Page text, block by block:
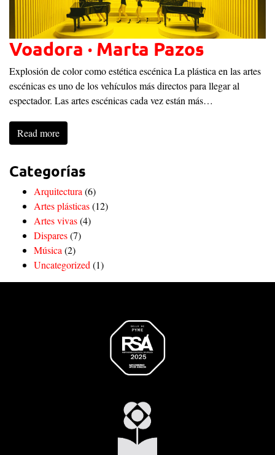
Voadora · Marta Pazos
Explosión de color como estética escénica La plástica en las artes
escénicas es uno de los vehículos más directos para llegar al
espectador. Las artes escénicas cada vez están más…
Read more
Categorías
Arquitectura (6)
Artes plásticas(12)
Artes vivas(4)
Dispares(7)
Música (2)
Uncategorized (1)